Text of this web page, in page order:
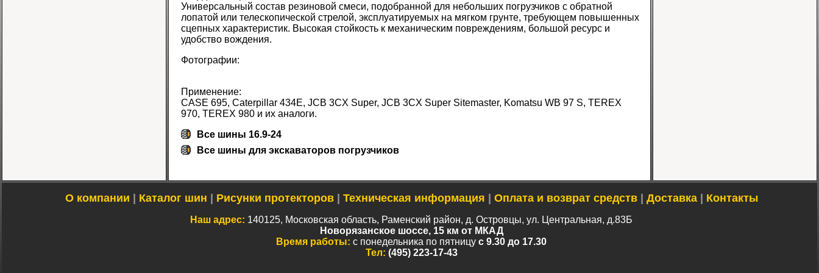
Универсальный состав резиновой смеси, подобранной для небольших погрузчиков с обратной
лопатой или телескопической стрелой, эксплуатируемых на мягком грунте, требующем повышенных
сцепных характеристик. Высокая стойкость к механическим повреждениям, большой ресурс и
удобство вождения.
Фотографии:
Применение:
CASE 695, Caterpillar 434E, JCB 3CX Super, JCB 3CX Super Sitemaster, Komatsu WB 97 S, TEREX
970, TEREX 980 и их аналоги.
Все шины 16.9-24
Все шины для экскаваторов погрузчиков
О компании | Каталог шин | Рисунки протекторов| Техническая информация | Оплата и возврат средств| Доставка| Контакты
Наш адрес: 140125, Московская область, Раменский район, д. Островцы, ул. Центральная, д.83Б
Новорязанское шоссе, 15 км от МКАД
Время работы: с понедельника по пятницу с 9.30 до 17.30
Тел: (495) 223-17-43